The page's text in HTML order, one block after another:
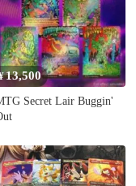
13,500
Secret Lair Buggin'